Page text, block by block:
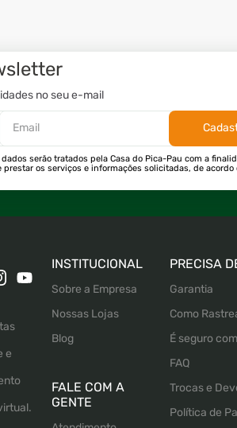
no seu e-mail
serão tratados pela Casa do Pica-Pau com a
os serviços e informações solicitadas, de acordo
e
INSTITUCIONAL
Sobre a Empresa
Nossas Lojas
Blog
FALE COM A
GENTE
PRECISA
Garantia
Como
É seguro
FAQ
Trocas e
Política de